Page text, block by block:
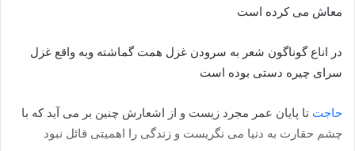
معاش می کرده است
در اناع گوناگون شعر به سرودن غزل همت گماشته وبه واقع غزل
سرای چیره دستی بوده است
حاجت تا پایان عمر مجرد زیست و از اشعارش چنین بر می آید که با
چشم حقارت به دنیا می نگریست و زندگی را اهمیتی قائل نبود